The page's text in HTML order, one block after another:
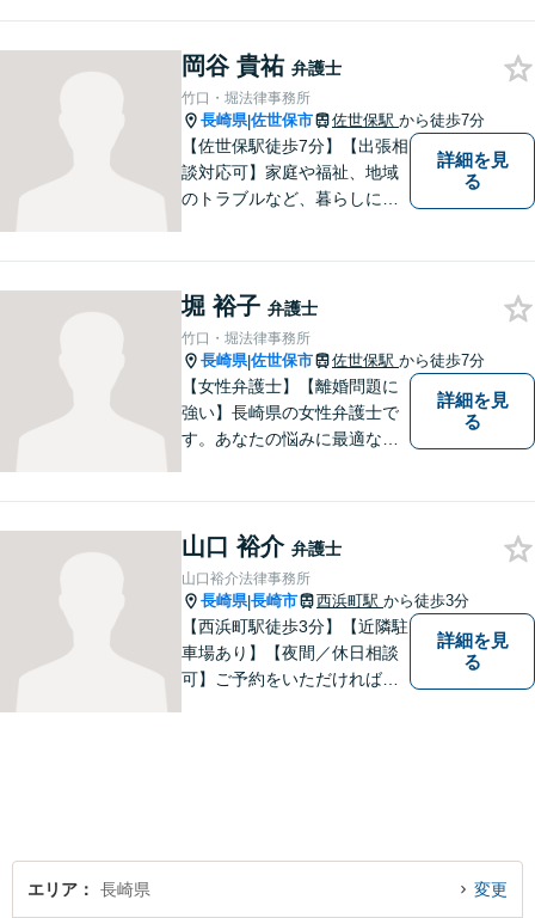
岡谷 貴祐 弁護士
竹口・堀法律事務所
長崎県|佐世保市 佐世保駅 から徒歩7分
【佐世保駅徒歩7分】【出張相
談対応可】家庭や福祉、地域
のトラブルなど、暮らしに根
寧にお話を伺うことを大切に
しています。
詳細を見
る
堀 裕子 弁護士
竹口・堀法律事務所
長崎県|佐世保市 佐世保駅 から徒歩7分
【女性弁護士】【離婚問題に
強い】長崎県の女性弁護士で
す。あなたの悩みに最適なリ
詳細を見
る
山口 裕介 弁護士
山口裕介法律事務所
長崎県|長崎市 西浜町駅 から徒歩3分
【西浜町駅徒歩3分】【近隣駐
車場あり】【夜間／休日相談
可】ご予約をいただければ、
詳細を見
る
エリア 長崎県 変更